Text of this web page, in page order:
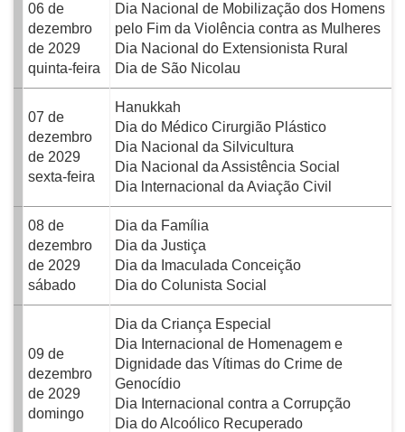
06 de
dezembro
de 2029
quinta-feira
Dia Nacional de Mobilização dos Homens
pelo Fim da Violência contra as Mulheres
Dia Nacional do Extensionista Rural
Dia de São Nicolau
07 de
dezembro
de 2029
sexta-feira
Hanukkah
Dia do Médico Cirurgião Plástico
Dia Nacional da Silvicultura
Dia Nacional da Assistência Social
Dia lnternacional da Aviação Civil
08 de
dezembro
de 2029
sábado
Dia da Família
Dia da Justiça
Dia da Imaculada Conceição
Dia do Colunista Social
09 de
dezembro
de 2029
domingo
Dia da Criança Especial
Dia Internacional de Homenagem e
Dignidade das Vítimas do Crime de
Genocídio
Dia Internacional contra a Corrupção
Dia do Alcoólico Recuperado